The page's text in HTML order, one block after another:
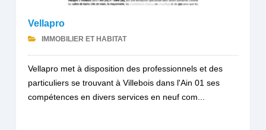
Vellapro
IMMOBILIER ET HABITAT
Vellapro met à disposition des professionnels et des
particuliers se trouvant à Villebois dans l'Ain 01 ses
compétences en divers services en neuf com...